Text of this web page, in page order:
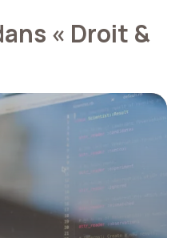
« Droit &